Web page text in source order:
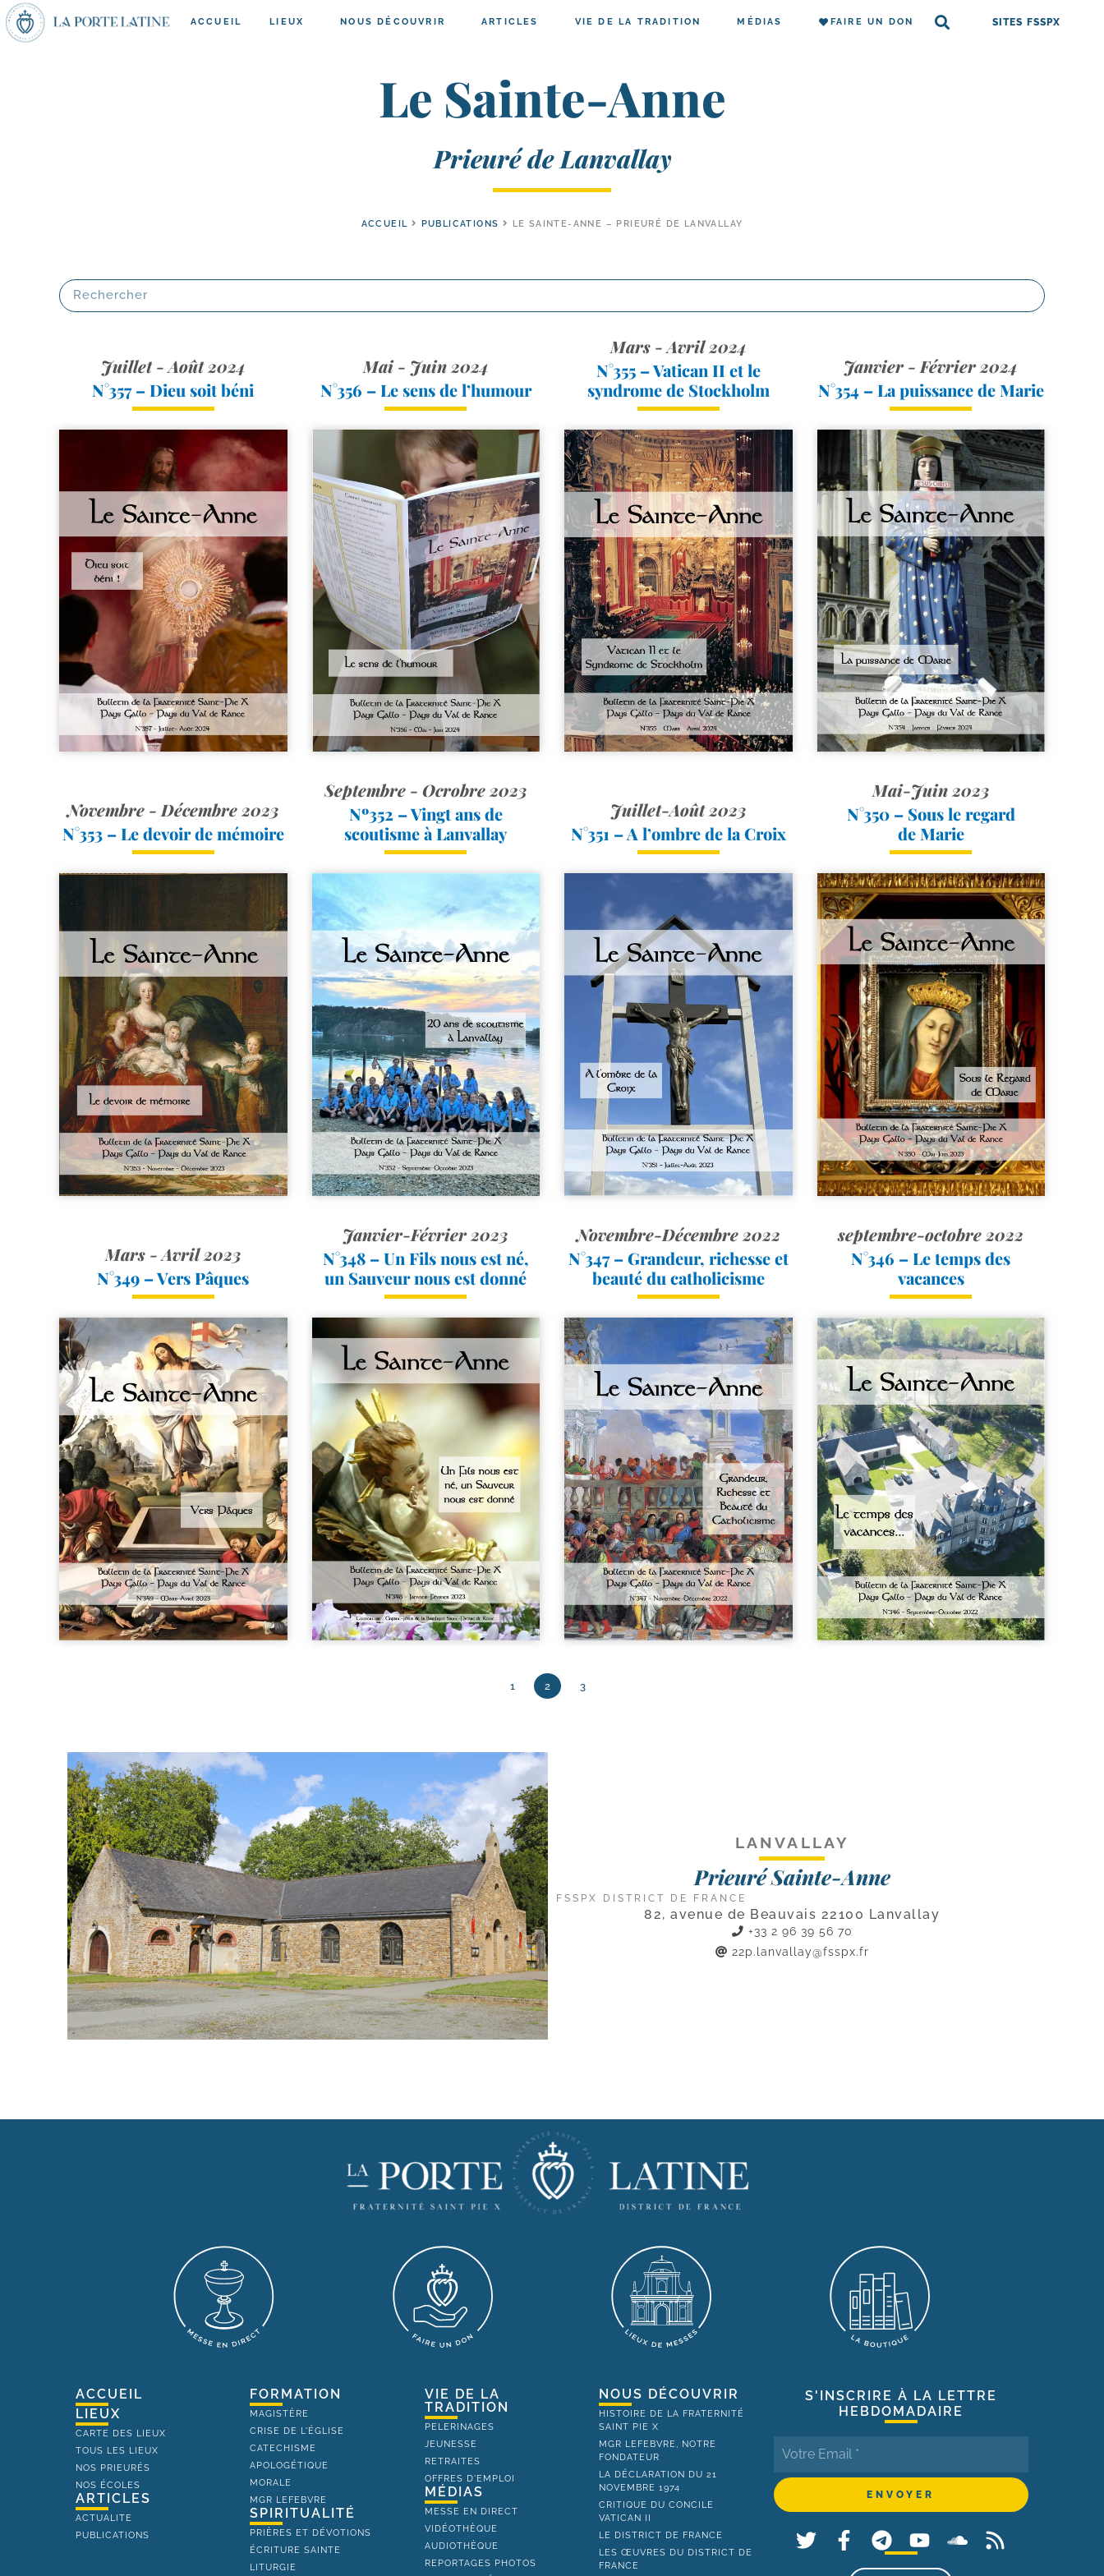
ACCUEIL LIEUX NOUS DÉCOUVRIR ARTICLES VIE DE LA TRADITION MÉDIAS FAIRE UN DON SITES FSSPX
Le Sainte-Anne
Prieuré de Lanvallay
ACCUEIL PUBLICATIONS LE SAINTE-ANNE – PRIEURÉ DE LANVALLAY
Juillet - Août 2024
N°357 – Dieu soit béni
Mai - Juin 2024
N°356 – Le sens de l’humour
Mars - Avril 2024
N°355 – Vatican II et le
syndrome de Stockholm
Janvier - Février 2024
N°354 – La puissance de Marie
Novembre - Décembre 2023
N°353 – Le devoir de mémoire
Septembre - Ocrobre 2023
Nº352 – Vingt ans de
scoutisme à Lanvallay
Juillet-Août 2023
N°351 – A l’ombre de la Croix
Mai-Juin 2023
N°350 – Sous le regard
de Marie
Mars - Avril 2023
N°349 – Vers Pâques
Janvier-Février 2023
N°348 – Un Fils nous est né,
un Sauveur nous est donné
Novembre-Décembre 2022
N°347 – Grandeur, richesse et
beauté du catholicisme
septembre-octobre 2022
N°346 – Le temps des
vacances
1 2 3
LANVALLAY
Prieuré Sainte-Anne
FSSPX DISTRICT DE FRANCE
82, avenue de Beauvais 22100 Lanvallay
+33 2 96 39 56 70
22p.lanvallay@fsspx.fr
ACCUEIL
LIEUX
CARTE DES LIEUX
TOUS LES LIEUX
NOS PRIEURÉS
NOS ÉCOLES
ARTICLES
ACTUALITE
PUBLICATIONS
FORMATION
MAGISTÈRE
CRISE DE L'ÉGLISE
CATECHISME
APOLOGÉTIQUE
MORALE
MGR LEFEBVRE
SPIRITUALITÉ
PRIÈRES ET DÉVOTIONS
ÉCRITURE SAINTE
LITURGIE
VIE DE LA
TRADITION
PELERINAGES
JEUNESSE
RETRAITES
OFFRES D'EMPLOI
MÉDIAS
MESSE EN DIRECT
VIDÉOTHÈQUE
AUDIOTHÈQUE
REPORTAGES PHOTOS
NOUS DÉCOUVRIR
HISTOIRE DE LA FRATERNITÉ
SAINT PIE X
MGR LEFEBVRE, NOTRE
FONDATEUR
LA DÉCLARATION DU 21
NOVEMBRE 1974
CRITIQUE DU CONCILE
VATICAN II
LE DISTRICT DE FRANCE
LES ŒUVRES DU DISTRICT DE
FRANCE
S'INSCRIRE À LA LETTRE
HEBDOMADAIRE